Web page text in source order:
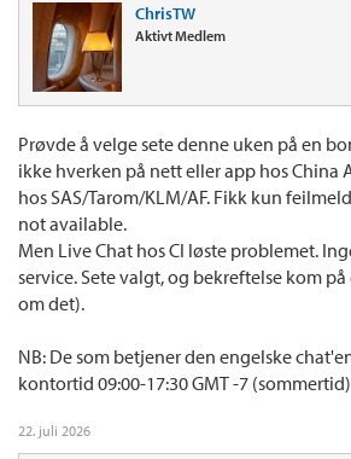
ChrisTW
Aktivt Medlem
Prøvde å velge sete denne uken på en
ikke hverken på nett eller app hos China
hos SAS/Tarom/KLM/AF. Fikk kun
not available.
Men Live Chat hos CI løste problemet.
service. Sete valgt, og bekreftelse kom
om det).
NB: De som betjener den engelske
kontortid 09:00-17:30 GMT -7
22. juli 2026